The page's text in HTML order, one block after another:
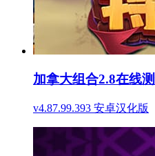
加拿大组合2.8在线
v4.87.99.393 安卓汉化版